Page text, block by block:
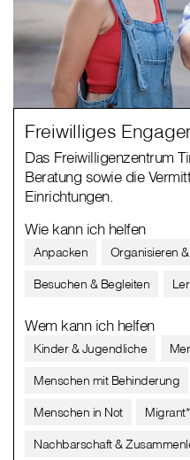
Freiwilliges
Das Freiwilligenzentrum
Beratung sowie die
Einrichtungen.
Wie kann ich helfen
Anpacken Organisieren
Besuchen & Begleiten
Wem kann ich helfen
Kinder & Jugendliche
Menschen mit Behinderung
Menschen in Not
Nachbarschaft &